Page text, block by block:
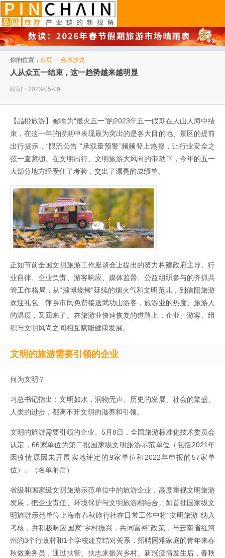
你的位置： 首页 > 会展沙龙
人从众五一结束，这一趋势越来越明显
时间：2023-05-09
【品橙旅游】被喻为“最火五一”的2023年五一假期在人山人海中结
束，在这一年的假期中表现最为突出的是各大目的地、景区的提前
出行提示，“限流公告”“承载量预警”频频登上热搜，让行业安全之
弦一直紧绷。在文明出行、文明旅游大风向的带动下，今年的五一
大部分地方经受住了考验，交出了漂亮的成绩单。
正如节前全国文明旅游工作座谈会上提出的努力构建政府主导、行
业自律、企业负责、游客响应、媒体监督、公益组织参与的齐抓共
管工作格局，从“淄博烧烤”延续的烟火气和文明范儿，到信阳旅游
欢迎礼包、萍乡市民免费接送武功山游客，旅游业的热度、旅游人
的温度，又回来了。在旅游业快速恢复的道路上，企业、游客、组
织与文明风尚之间相互赋能健康发展。
文明的旅游需要引领的企业
何为文明？
习总书记指出：文明如水，润物无声。历史的发展、社会的繁盛、
人类的进步，都离不开文明的滋养和引领。
文明的旅游需要引领的企业。5月8日，全国旅游标准化技术委员会
认定，66家单位为第二批国家级文明旅游示范单位（包括2021年
因疫情原因未开展实地评定的9家单位和2022年申报的57家单
位）。（名单附后）
省级和国家级文明旅游示范单位中的旅游企业，高度重视文明旅游
发展，把企业责任、环境保护与文明旅游相结合。如首批国家级文
明旅游示范单位上海市春秋旅行社在日常工作中将“文明旅游”纳入
考核，并积极响应国家“乡村振兴，共同富裕”政策，与云南省红河
州的3个行政村和1个学校建立结对关系，招聘困难家庭的青年来春
秋做乘务员，通过扶智、扶志来振兴乡村。新冠疫情发生后，春秋